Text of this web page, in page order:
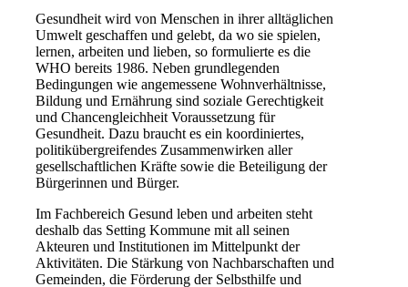
Gesundheit wird von Menschen in ihrer alltäglichen
Umwelt geschaffen und gelebt, da wo sie spielen,
lernen, arbeiten und lieben, so formulierte es die
WHO bereits 1986. Neben grundlegenden
Bedingungen wie angemessene Wohnverhältnisse,
Bildung und Ernährung sind soziale Gerechtigkeit
und Chancengleichheit Voraussetzung für
Gesundheit. Dazu braucht es ein koordiniertes,
politikübergreifendes Zusammenwirken aller
gesellschaftlichen Kräfte sowie die Beteiligung der
Bürgerinnen und Bürger.
Im Fachbereich Gesund leben und arbeiten steht
deshalb das Setting Kommune mit all seinen
Akteuren und Institutionen im Mittelpunkt der
Aktivitäten. Die Stärkung von Nachbarschaften und
Gemeinden, die Förderung der Selbsthilfe und